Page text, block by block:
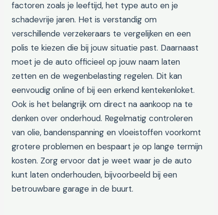
factoren zoals je leeftijd, het type auto en je
schadevrije jaren. Het is verstandig om
verschillende verzekeraars te vergelijken en een
polis te kiezen die bij jouw situatie past. Daarnaast
moet je de auto officieel op jouw naam laten
zetten en de wegenbelasting regelen. Dit kan
eenvoudig online of bij een erkend kentekenloket.
Ook is het belangrijk om direct na aankoop na te
denken over onderhoud. Regelmatig controleren
van olie, bandenspanning en vloeistoffen voorkomt
grotere problemen en bespaart je op lange termijn
kosten. Zorg ervoor dat je weet waar je de auto
kunt laten onderhouden, bijvoorbeeld bij een
betrouwbare garage in de buurt.